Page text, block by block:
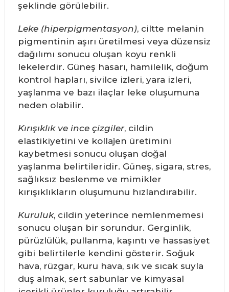
şeklinde görülebilir.
Leke (hiperpigmentasyon), ciltte melanin
pigmentinin aşırı üretilmesi veya düzensiz
dağılımı sonucu oluşan koyu renkli
lekelerdir. Güneş hasarı, hamilelik, doğum
kontrol hapları, sivilce izleri, yara izleri,
yaşlanma ve bazı ilaçlar leke oluşumuna
neden olabilir.
Kırışıklık ve ince çizgiler, cildin
elastikiyetini ve kollajen üretimini
kaybetmesi sonucu oluşan doğal
yaşlanma belirtileridir. Güneş, sigara, stres,
sağlıksız beslenme ve mimikler
kırışıklıkların oluşumunu hızlandırabilir.
Kuruluk, cildin yeterince nemlenmemesi
sonucu oluşan bir sorundur. Gerginlik,
pürüzlülük, pullanma, kaşıntı ve hassasiyet
gibi belirtilerle kendini gösterir. Soğuk
hava, rüzgar, kuru hava, sık ve sıcak suyla
duş almak, sert sabunlar ve kimyasal